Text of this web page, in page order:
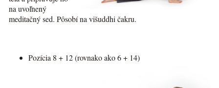
na uvoľnený
meditačný sed. Pôsobí na višuddhi čakru.
Pozícia 8 + 12 (rovnako ako 6 + 14)